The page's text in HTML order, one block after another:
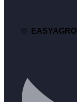
© EASYAGRO